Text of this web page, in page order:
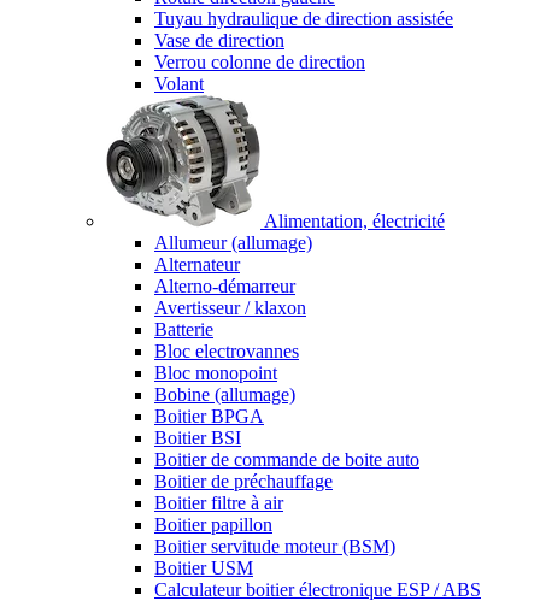
Tuyau hydraulique de direction assistée
Vase de direction
Verrou colonne de direction
Volant
Alimentation, électricité
Allumeur (allumage)
Alternateur
Alterno-démarreur
Avertisseur / klaxon
Batterie
Bloc electrovannes
Bloc monopoint
Bobine (allumage)
Boitier BPGA
Boitier BSI
Boitier de commande de boite auto
Boitier de préchauffage
Boitier filtre à air
Boitier papillon
Boitier servitude moteur (BSM)
Boitier USM
Calculateur boitier électronique ESP / ABS